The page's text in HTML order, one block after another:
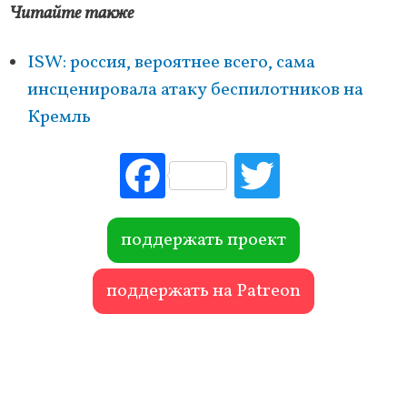
Читайте также
ISW: россия, вероятнее всего, сама
инсценировала атаку беспилотников на
Кремль
Fac
ebo
ok r
поддержать проект
поддержать на Patreon